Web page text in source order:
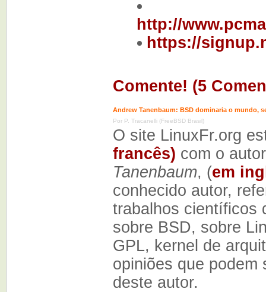
http://
https://
Comente! (5
Andrew Tanenbaum: BSD dominaria o mundo,
Por P. Tracanelli (FreeBSD Brasil)
O site LinuxFr.org
francês) com o
Tanenbaum, (em
conhecido autor,
trabalhos científicos
sobre BSD, sobre
GPL, kernel de
opiniões que podem
deste autor.